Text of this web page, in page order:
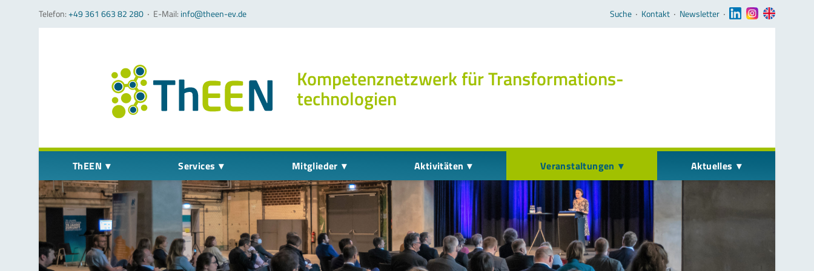
Telefon:+49 361 663 82 280 ‧ E-Mail: info@theen-ev.de Navigation überspringen
Suche ‧ Kontakt ‧ Newsletter ‧
Kompetenz­netzwerk für Transformations­
technologien
Navigation überspringen
ThEEN Services Mitglieder Aktivitäten Veranstaltungen Aktuelles